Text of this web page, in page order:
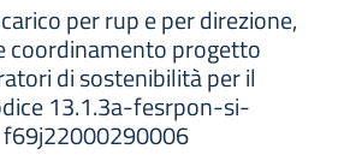
per rup e per direzione,
coordinamento progetto
di sostenibilità per il
13.1.3a-fesrpon-si-